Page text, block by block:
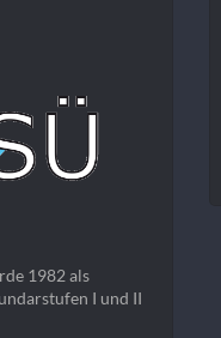
1982 als
I und II